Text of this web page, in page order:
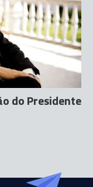
do Presidente